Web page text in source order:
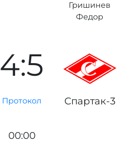
Гришинев
Федор
4:5
Протокол Спартак-3
00:00